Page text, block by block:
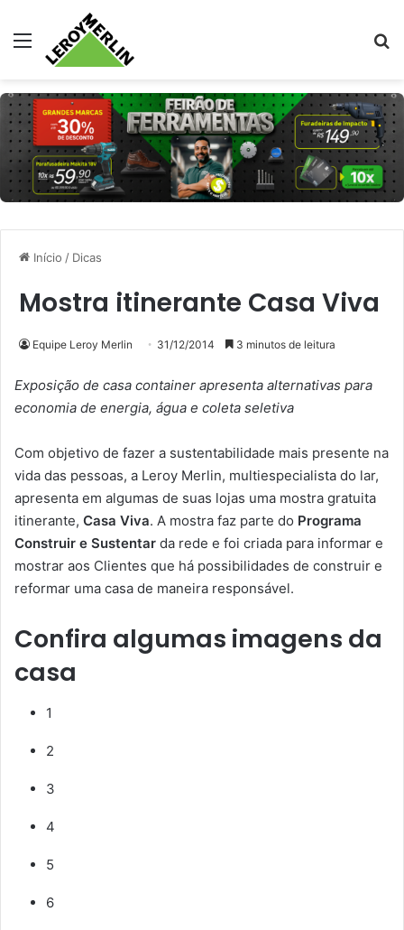
Menu
Início / Dicas
Mostra itinerante Casa Viva
Equipe Leroy Merlin 31/12/2014 3 minutos de leitura
Exposição de casa container apresenta alternativas para
economia de energia, água e coleta seletiva
Com objetivo de fazer a sustentabilidade mais presente na
vida das pessoas, a Leroy Merlin, multiespecialista do lar,
apresenta em algumas de suas lojas uma mostra gratuita
itinerante, Casa Viva. A mostra faz parte do Programa
Construir e Sustentar da rede e foi criada para informar e
mostrar aos Clientes que há possibilidades de construir e
reformar uma casa de maneira responsável.
Confira algumas imagens da
casa
1
2
3
4
5
6